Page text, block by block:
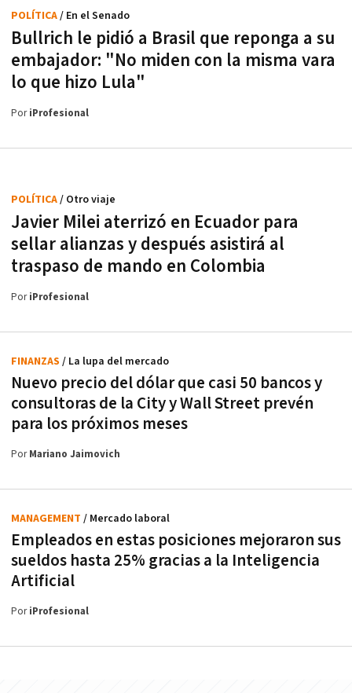
Bullrich le pidió a Brasil que reponga a su
embajador: "No miden con la misma vara
lo que hizo Lula"
POLÍTICA/ En el Senado
PoriProfesional
Javier Milei aterrizó en Ecuador para
sellar alianzas y después asistirá al
traspaso de mando en Colombia
POLÍTICA/ Otro viaje
PoriProfesional
Nuevo precio del dólar que casi 50 bancos y
consultoras de la City y Wall Street prevén
para los próximos meses
FINANZAS / La lupa del mercado
PorMariano Jaimovich
Empleados en estas posiciones mejoraron sus
sueldos hasta 25% gracias a la Inteligencia
Artificial
MANAGEMENT / Mercado laboral
PoriProfesional